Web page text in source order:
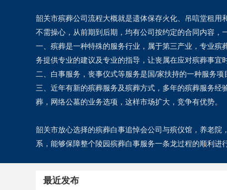
韶关市殡葬公司流程大概就是遗体保存火化、吊唁堂租
不需操心，从前期到后期，均有公司按约定的合同内容，
一、殡葬是一种特殊的服务行业，属于第三产业，专业
务提供专业的建议及专业的指导，让丧属在应对殡葬事宜
二、白事服务，丧事仪式等服务是国/家扶持的一种服务
三、近年有新的殡葬服务及殡葬方式，多年的殡葬服务
葬，网络公墓的业务选项，这样市场扩大，竞争有优势。
韶关市放心选择的殡葬白事追悼会公司与殡仪馆，养老
系，能够保障整个陵园殡葬白事服务一条龙过程的顺利进行
最近发布